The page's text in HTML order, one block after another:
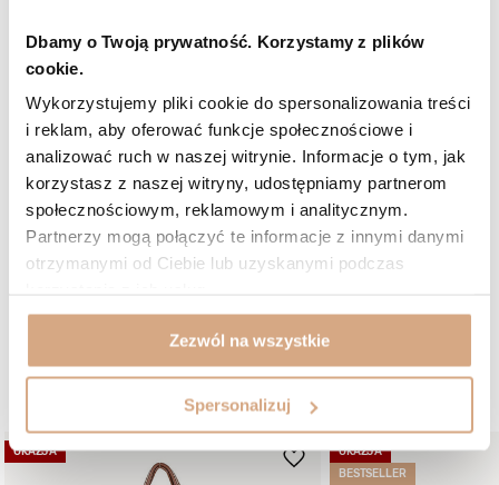
Dbamy o Twoją prywatność. Korzystamy z plików
cookie.
Wykorzystujemy pliki cookie do spersonalizowania treści
i reklam, aby oferować funkcje społecznościowe i
analizować ruch w naszej witrynie. Informacje o tym, jak
korzystasz z naszej witryny, udostępniamy partnerom
społecznościowym, reklamowym i analitycznym.
Partnerzy mogą połączyć te informacje z innymi danymi
otrzymanymi od Ciebie lub uzyskanymi podczas
Zezwól na wszystkie
Spersonalizuj
5/5 Opinia potwierdzona zakupem
Bardzo ładna i stylowa torebka. Wykonana z miękkiej, dobrej jakości
zamszowej skóry, która wygląda elegancko i „drogo”. Torebka jest
pojemna – bez problemu mieści dokumenty A4, portfel,
kosmetyczkę i inne codzienne rzeczy. Podwójne rączki są wygodne,
można nosić ją zarówno w ręku, jak i na ramieniu. Kolor czarny jest
klasyczny i pasuje do wielu stylizacji. Idealna na co dzień, do pracy i
na wyjścia do miasta. Jestem bardzo zadowolona z zakupu –
polecam!
Hanna, GDAŃSK
W podobnym kolorze:
OKAZJA
OKAZJA
BESTSELLER